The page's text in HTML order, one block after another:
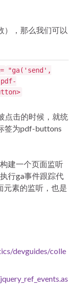
），那么我们可以
"ga('send',
点击的时候，就统
签为pdf-buttons
建一个页面监听
行ga事件跟踪代
元素的监听，也是
devguides/colle